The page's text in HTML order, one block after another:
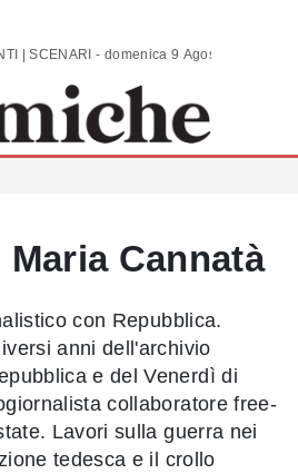
ANALISI | COMMENTI | SCENARI - domenica 9 Agosto 2026
Cannatà
con Repubblica.
anni dell'archivio
e del Venerdì di
collaboratore free-
Lavori sulla guerra nei
tedesca e il crollo